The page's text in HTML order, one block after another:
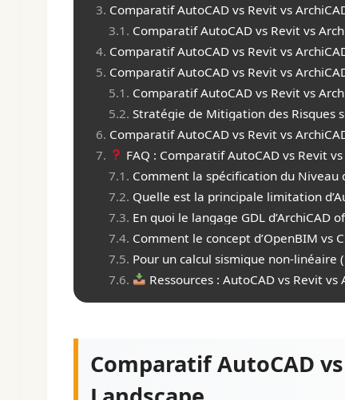
Comparatif AutoCAD vs Revit vs
Comparatif AutoCAD vs Revit vs
Comparatif AutoCAD vs Revit vs
Comparatif AutoCAD vs Revit vs
Comparatif AutoCAD vs Revit vs
Stratégie de Mitigation des Risques
Comparatif AutoCAD vs Revit vs
FAQ : Comparatif AutoCAD vs Revit
Comment la spécification du
Quelle est la principale limitation
En quoi le langage GDL
Comment le concept d’OpenBIM
Pour un calcul sismique non-linéaire
Ressources : AutoCAD vs Revit vs
Comparatif AutoCAD